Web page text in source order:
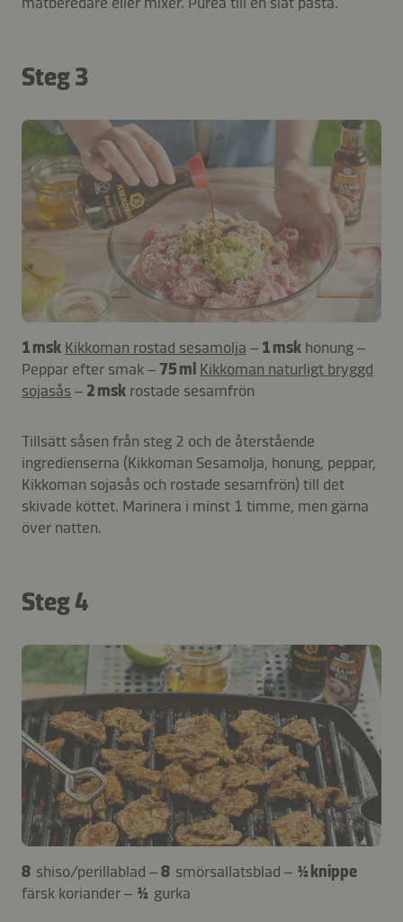
Steg 3
1 msk Kikkoman rostad sesamolja – 1 msk honung –
Peppar efter smak – 75 ml Kikkoman naturligt bryggd
sojasås – 2 msk rostade sesamfrön
Tillsätt såsen från steg 2 och de återstående
ingredienserna (Kikkoman Sesamolja, honung, peppar,
Kikkoman sojasås och rostade sesamfrön) till det
skivade köttet. Marinera i minst 1 timme, men gärna
över natten.
Steg 4
8 shiso/perillablad –8 smörsallatsblad – ½ knippe
färsk koriander – ½ gurka